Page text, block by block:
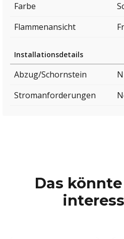
Farbe
Flammenansicht
Installationsdetails
Abzug/Schornstein
Stromanforderungen
Das